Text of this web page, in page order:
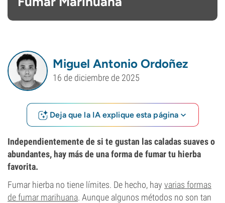
Miguel Antonio Ordoñez
16 de diciembre de 2025
Deja que la IA explique esta página
Independientemente de si te gustan las caladas suaves o
abundantes, hay más de una forma de fumar tu hierba
favorita.
Fumar hierba no tiene límites. De hecho, hay varias formas
de fumar marihuana. Aunque algunos métodos no son tan